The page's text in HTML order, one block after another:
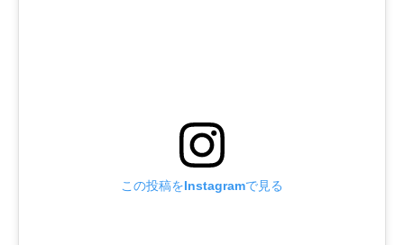
この投稿をInstagramで見る